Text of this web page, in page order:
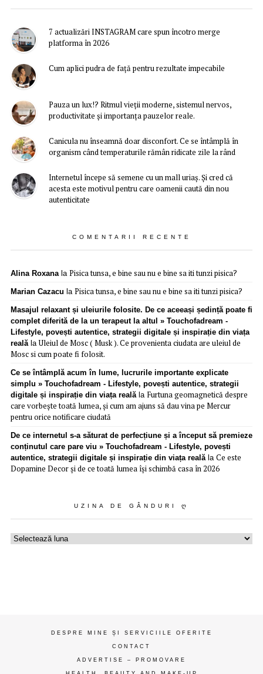
7 actualizări INSTAGRAM care spun încotro merge
platforma în 2026
Cum aplici pudra de față pentru rezultate impecabile
Pauza un lux!? Ritmul vieții moderne, sistemul nervos,
productivitate și importanța pauzelor reale.
Canicula nu înseamnă doar disconfort. Ce se întâmplă în
organism când temperaturile rămân ridicate zile la rând
Internetul începe să semene cu un mall uriaș. Și cred că
acesta este motivul pentru care oamenii caută din nou
autenticitate
COMENTARII RECENTE
Alina Roxanala Pisica tunsa, e bine sau nu e bine sa iti tunzi pisica?
Marian Cazacu la Pisica tunsa, e bine sau nu e bine sa iti tunzi pisica?
Masajul relaxant și uleiurile folosite. De ce aceeași ședință poate fi
complet diferită de la un terapeut la altul » Touchofadream -
Lifestyle, povești autentice, strategii digitale și inspirație din viața
realălaUleiul de Mosc ( Musk ). Ce provenienta ciudata are uleiul de
Mosc si cum poate fi folosit.
Ce se întâmplă acum în lume, lucrurile importante explicate
simplu » Touchofadream - Lifestyle, povești autentice, strategii
digitale și inspirație din viața realăla Furtuna geomagnetică despre
care vorbește toată lumea, și cum am ajuns să dau vina pe Mercur
pentru orice notificare ciudată
De ce internetul s-a săturat de perfecțiune și a început să premieze
conținutul care pare viu » Touchofadream - Lifestyle, povești
autentice, strategii digitale și inspirație din viața realăla Ce este
Dopamine Decor și de ce toată lumea își schimbă casa în 2026
UZINA DE GÂNDURI Ღ
Uzina
DESPRE MINE ȘI SERVICIILE OFERITE
CONTACT
ADVERTISE – PROMOVARE